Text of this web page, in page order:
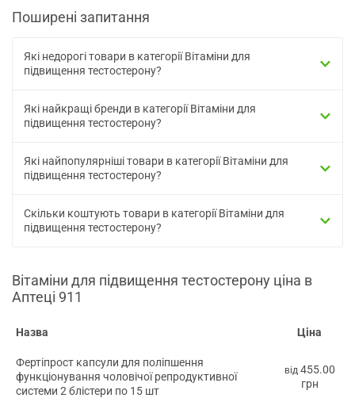
Поширені запитання
Які недорогі товари в категорії Вітаміни для
підвищення тестостерону?
Які найкращі бренди в категорії Вітаміни для
підвищення тестостерону?
Які найпопулярніші товари в категорії Вітаміни для
підвищення тестостерону?
Скільки коштують товари в категорії Вітаміни для
підвищення тестостерону?
Вітаміни для підвищення тестостерону ціна в
Аптеці 911
Назва Ціна
Фертіпрост капсули для поліпшення
функціонування чоловічої репродуктивної
системи 2 блістери по 15 шт
від 455.00
грн